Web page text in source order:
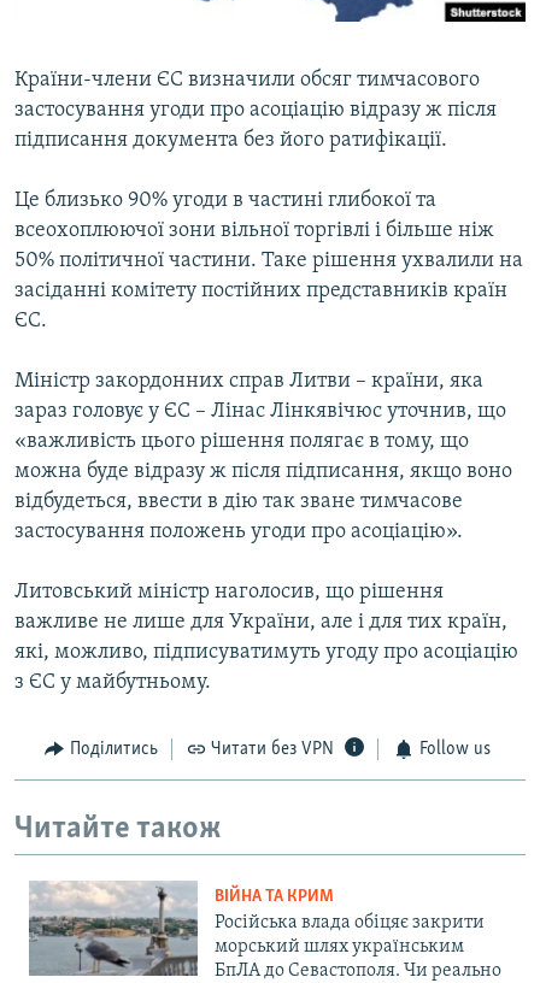
ДОЛУЧАЙСЯ!
Усі сайти RFE/RL
Країни-члени ЄС визначили обсяг тимчасового
застосування угоди про асоціацію відразу ж після
підписання документа без його ратифікації.
Це близько 90% угоди в частині глибокої та
всеохоплюючої зони вільної торгівлі і більше ніж
50% політичної частини. Таке рішення ухвалили на
засіданні комітету постійних представників країн
ЄС.
Міністр закордонних справ Литви – країни, яка
зараз головує у ЄС – Лінас Лінкявічюс уточнив, що
«важливість цього рішення полягає в тому, що
можна буде відразу ж після підписання, якщо воно
відбудеться, ввести в дію так зване тимчасове
застосування положень угоди про асоціацію».
Литовський міністр наголосив, що рішення
важливе не лише для України, але і для тих країн,
які, можливо, підписуватимуть угоду про асоціацію
з ЄС у майбутньому.
Поділитись Читати без VPN Follow us
Читайте також
ВІЙНА ТА КРИМ
Російська влада обіцяє закрити
морський шлях українським
БпЛА до Севастополя. Чи реально